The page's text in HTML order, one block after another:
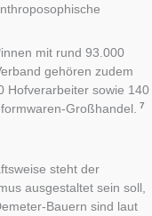
mit rund 93.000
gehören zudem
Hofverarbeiter sowie 140
Großhandel.
7
steht der
ausgestaltet sein soll,
Bauern sind laut